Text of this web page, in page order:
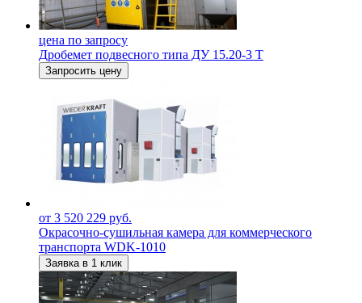
цена по запросу
Дробемет подвесного типа ДУ 15.20-3 Т
Запросить цену
от 3 520 229 руб.
Окрасочно-сушильная камера для коммерческого
транспорта WDK-1010
Заявка в 1 клик